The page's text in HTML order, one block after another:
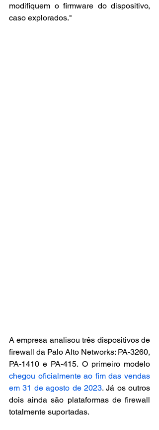
modifiquem o firmware do dispositivo,
caso explorados."
A empresa analisou três dispositivos de
firewall da Palo Alto Networks: PA-3260,
chegou oficialmente ao fim das vendas
em 31 de agosto de 2023. Já os outros
dois ainda são plataformas de firewall
totalmente suportadas.